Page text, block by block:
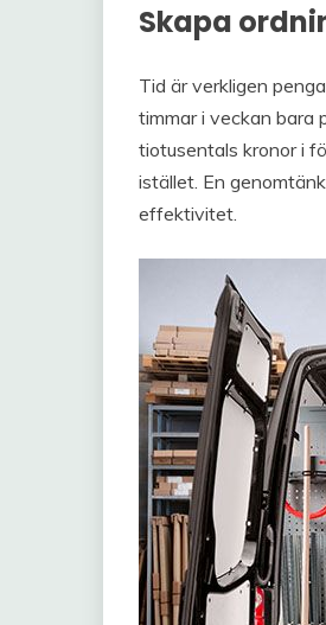
Skapa
Tid är verkligen
timmar i veckan bara
tiotusentals kronor i
istället. En
effektivitet.